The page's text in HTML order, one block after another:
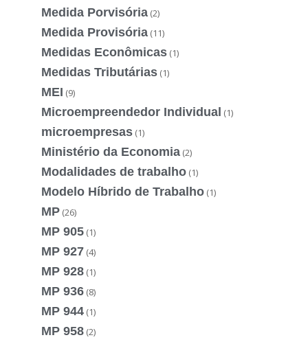
Medida Porvisória (2)
Medida Provisória (11)
Medidas Econômicas (1)
Medidas Tributárias (1)
MEI (9)
Microempreendedor Individual (1)
microempresas (1)
Ministério da Economia (2)
Modalidades de trabalho (1)
Modelo Híbrido de Trabalho (1)
MP (26)
MP 905 (1)
MP 927 (4)
MP 928 (1)
MP 936 (8)
MP 944 (1)
MP 958 (2)